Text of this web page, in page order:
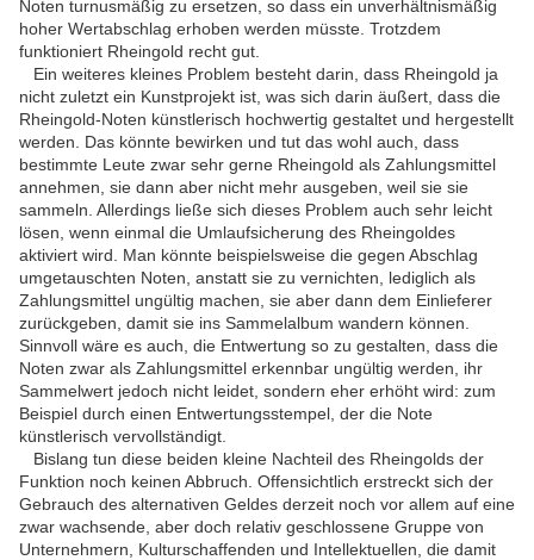
Noten turnusmäßig zu ersetzen, so dass ein unverhältnismäßig
hoher Wertabschlag erhoben werden müsste. Trotzdem
funktioniert Rheingold recht gut.
Ein weiteres kleines Problem besteht darin, dass Rheingold ja
nicht zuletzt ein Kunstprojekt ist, was sich darin äußert, dass die
Rheingold-Noten künstlerisch hochwertig gestaltet und hergestellt
werden. Das könnte bewirken und tut das wohl auch, dass
bestimmte Leute zwar sehr gerne Rheingold als Zahlungsmittel
annehmen, sie dann aber nicht mehr ausgeben, weil sie sie
sammeln. Allerdings ließe sich dieses Problem auch sehr leicht
lösen, wenn einmal die Umlaufsicherung des Rheingoldes
aktiviert wird. Man könnte beispielsweise die gegen Abschlag
umgetauschten Noten, anstatt sie zu vernichten, lediglich als
Zahlungsmittel ungültig machen, sie aber dann dem Einlieferer
zurückgeben, damit sie ins Sammelalbum wandern können.
Sinnvoll wäre es auch, die Entwertung so zu gestalten, dass die
Noten zwar als Zahlungsmittel erkennbar ungültig werden, ihr
Sammelwert jedoch nicht leidet, sondern eher erhöht wird: zum
Beispiel durch einen Entwertungsstempel, der die Note
künstlerisch vervollständigt.
Bislang tun diese beiden kleine Nachteil des Rheingolds der
Funktion noch keinen Abbruch. Offensichtlich erstreckt sich der
Gebrauch des alternativen Geldes derzeit noch vor allem auf eine
zwar wachsende, aber doch relativ geschlossene Gruppe von
Unternehmern, Kulturschaffenden und Intellektuellen, die damit